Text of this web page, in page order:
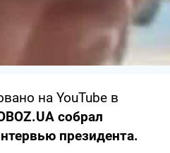
на YouTube в
собрал
президента.